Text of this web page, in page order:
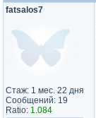
fatsalos7
Стаж: 1 мес. 22 дня
Сообщений: 19
Ratio: 1.084